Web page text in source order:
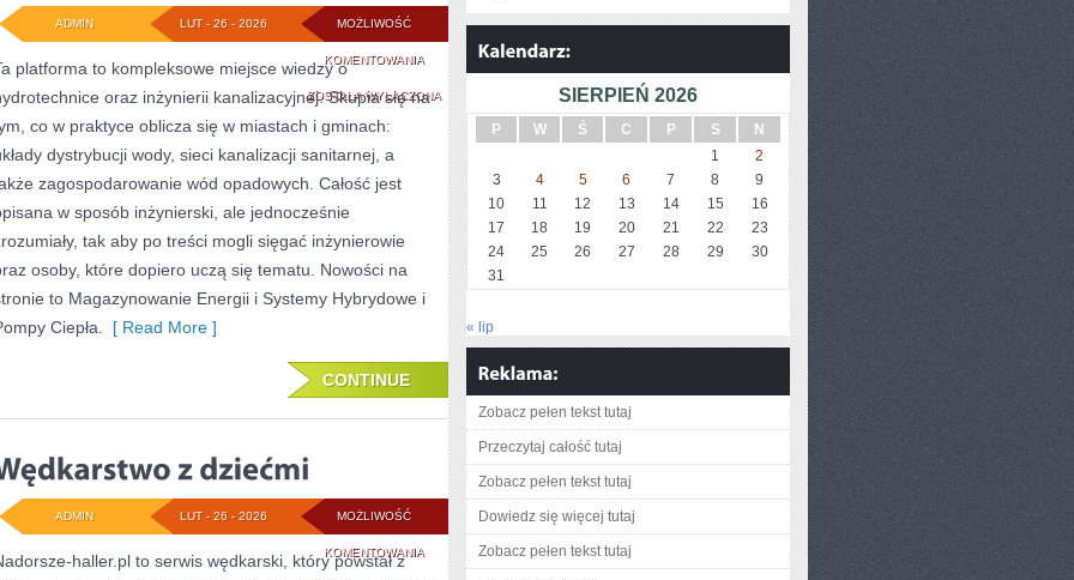
MOŻLIWOŚĆ
KOMENTOWANIAENERGETYKA
KONWENCJONALNA
ZOSTAŁA WYŁĄCZONA
LUT - 26 - 2026
ADMIN
platforma to kompleksowe miejsce wiedzy o
oraz inżynierii kanalizacyjnej. Skupia się na
co w praktyce oblicza się w miastach i gminach:
dystrybucji wody, sieci kanalizacji sanitarnej, a
zagospodarowanie wód opadowych. Całość jest
w sposób inżynierski, ale jednocześnie
tak aby po treści mogli sięgać inżynierowie
osoby, które dopiero uczą się tematu. Nowości na
to Magazynowanie Energii i Systemy Hybrydowe i
Ciepła.
[ Read More ]
CONTINUE
MOŻLIWOŚĆ
KOMENTOWANIAWĘDKARSTWO
LUT - 26 - 2026
ADMIN
haller.pl to serwis wędkarski, który powstał z
SIERPIEŃ 2026
P W Ś C P S
N
1
2
3
4 5 6 7 8
9
10
11 12 13 14 15
16
17
18 19 20 21 22
23
24
25 26 27 28 29
30
31
« lip
Zobacz pełen tekst tutaj
Przeczytaj całość tutaj
Zobacz pełen tekst tutaj
Dowiedz się więcej tutaj
Zobacz pełen tekst tutaj